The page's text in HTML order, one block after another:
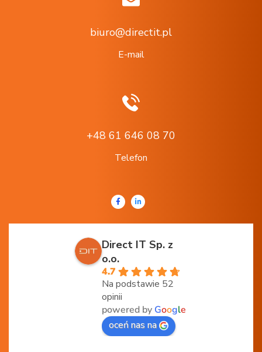
biuro@directit.pl
E-mail
+48 61 646 08 70
Telefon
Direct IT Sp. z
o.o.
4.7
Na podstawie 52
opinii
powered by Google
oceń nas na